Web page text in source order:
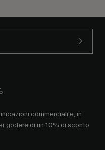
commerciali e, in
godere di un 10% di sconto